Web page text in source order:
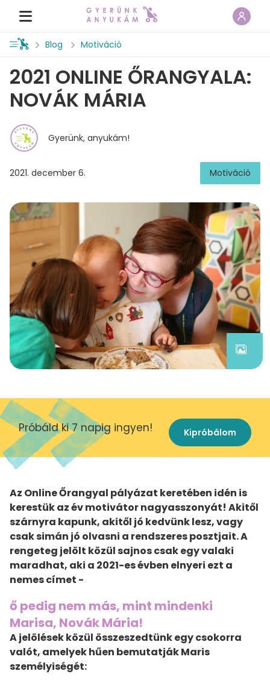
Blog Motiváció
2021 ONLINE ŐRANGYALA:
NOVÁK MÁRIA
Gyerünk, anyukám!
2021. december 6. Motiváció
Próbáld ki 7 napig ingyen! Kipróbálom
Az Online Őrangyal pályázat keretében idén is
kerestük az év motivátor nagyasszonyát! Akitől
szárnyra kapunk, akitől jó kedvünk lesz, vagy
csak simán jó olvasni a rendszeres posztjait. A
rengeteg jelölt közül sajnos csak egy valaki
maradhat, aki a 2021-es évben elnyeri ezt a
nemes címet -
ő pedig nem más, mint mindenki
Marisa, Novák Mária!
A jelölések közül összeszedtünk egy csokorra
valót, amelyek hűen bemutatják Maris
személyiségét: